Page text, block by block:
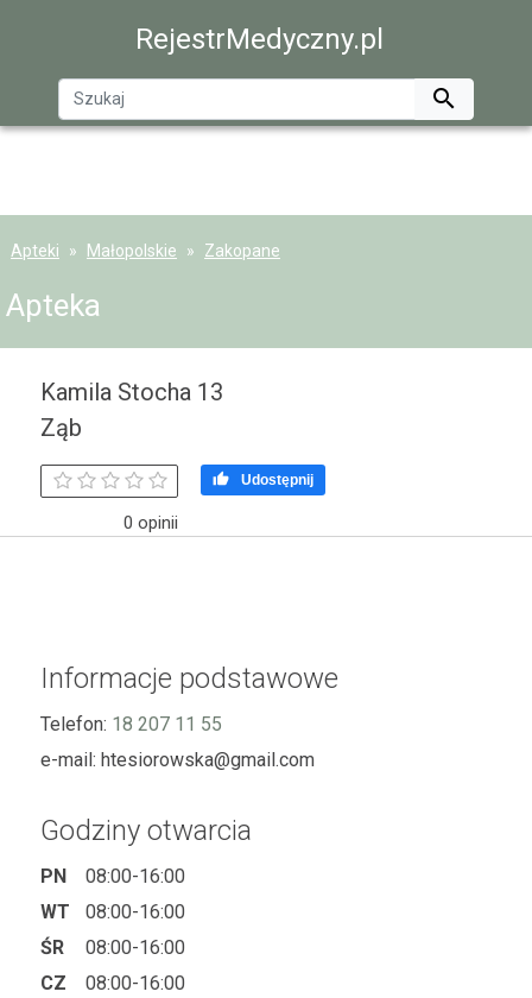
RejestrMedyczny.pl

Apteki Małopolskie Zakopane
Apteka
Kamila Stocha 13
Ząb
0 opinii
 Udostępnij
Informacje podstawowe
Telefon: 18 207 11 55
e-mail: htesiorowska@gmail.com
Godziny otwarcia
PN
08:00-16:00
WT
08:00-16:00
ŚR
08:00-16:00
CZ
08:00-16:00